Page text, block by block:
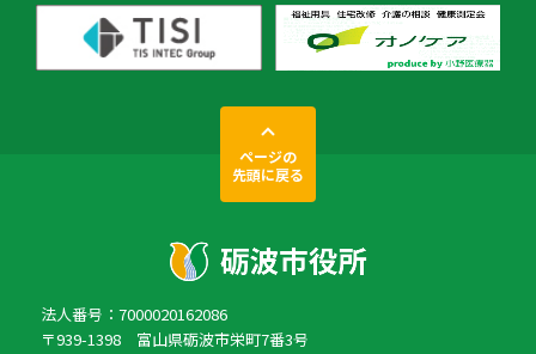
ページの
先頭に戻る
法人番号：7000020162086
〒939-1398 富山県砺波市栄町7番3号